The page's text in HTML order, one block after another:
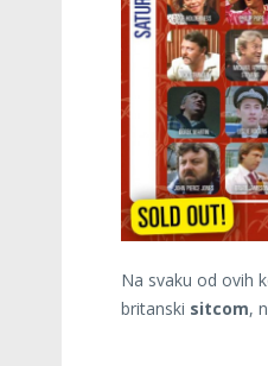
Na svaku od ovih
britanski sitcom,